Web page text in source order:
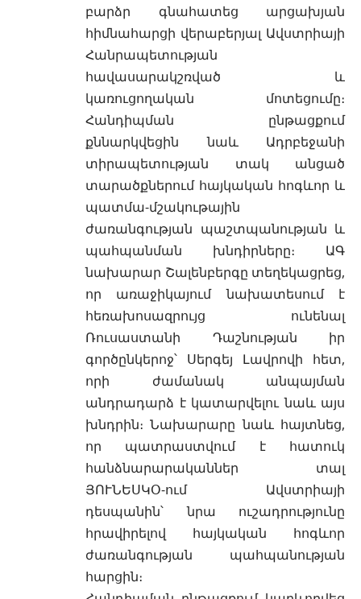
բարձր գնահատեց արցախյան
հիմնահարցի վերաբերյալ Ավստրիայի
Հանրապետության
հավասարակշռված և
կառուցողական մոտեցումը։
Հանդիպման ընթացքում
քննարկվեցին նաև Ադրբեջանի
տիրապետության տակ անցած
տարածքներում հայկական հոգևոր և
պատմա-մշակութային
ժառանգության պաշտպանության և
պահպանման խնդիրները։ ԱԳ
նախարար Շալենբերգը տեղեկացրեց,
որ առաջիկայում նախատեսում է
հեռախոսազրույց ունենալ
Ռուսաստանի Դաշնության իր
գործընկերոջ՝ Սերգեյ Լավրովի հետ,
որի ժամանակ անպայման
անդրադարձ է կատարվելու նաև այս
խնդրին։ Նախարարը նաև հայտնեց,
որ պատրաստվում է հատուկ
հանձնարարականներ տալ
ՅՈՒՆԵՍԿՕ-ում Ավստրիայի
դեսպանին՝ նրա ուշադրությունը
հրավիրելով հայկական հոգևոր
ժառանգության պահպանության
հարցին։